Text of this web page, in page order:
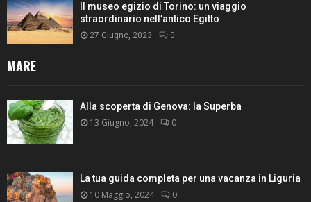
Il museo egizio di Torino: un viaggio
straordinario nell’antico Egitto
27 Giugno, 2023 0
MARE
Alla scoperta di Genova: la Superba
13 Giugno, 2024 0
La tua guida completa per una vacanza in Liguria
10 Maggio, 2024 0